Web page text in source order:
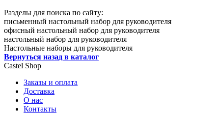
Разделы для поиска по сайту:
письменный настольный набор для руководителя
офисный настольный набор для руководителя
настольный набор для руководителя
Настольные наборы для руководителя
Вернуться назад в каталог
Castel Shop
Заказы и оплата
Доставка
О нас
Контакты